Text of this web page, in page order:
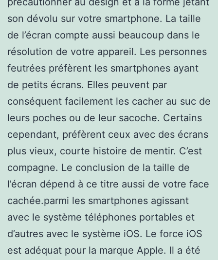
son dévolu sur votre smartphone. La taille
de l’écran compte aussi beaucoup dans le
résolution de votre appareil. Les personnes
feutrées préfèrent les smartphones ayant
de petits écrans. Elles peuvent par
conséquent facilement les cacher au suc de
leurs poches ou de leur sacoche. Certains
cependant, préfèrent ceux avec des écrans
plus vieux, courte histoire de mentir. C’est
compagne. Le conclusion de la taille de
l’écran dépend à ce titre aussi de votre face
cachée.parmi les smartphones agissant
avec le système téléphones portables et
d’autres avec le système iOS. Le force iOS
est adéquat pour la marque Apple. Il a été